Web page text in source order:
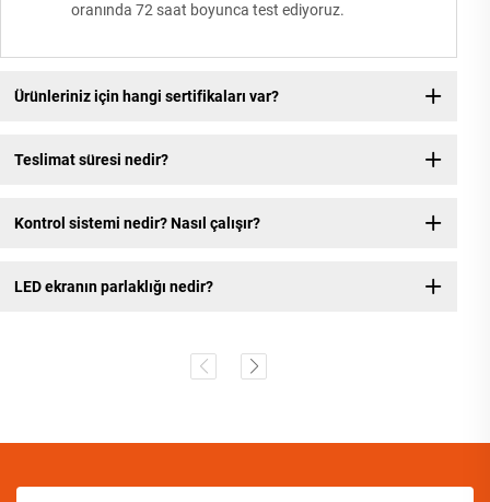
oranında 72 saat boyunca test ediyoruz.
Ürünleriniz için hangi sertifikaları var?
Teslimat süresi nedir?
Kontrol sistemi nedir? Nasıl çalışır?
LED ekranın parlaklığı nedir?